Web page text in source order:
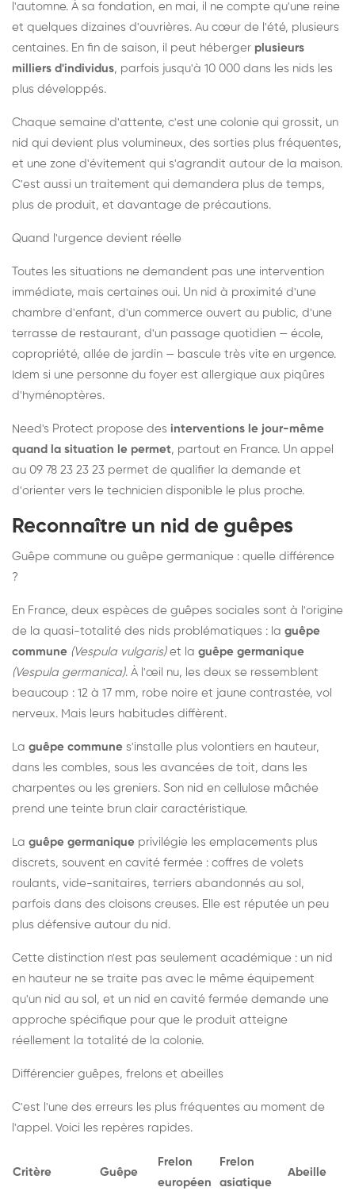
l'automne. À sa fondation, en mai, il ne compte qu'une reine
et quelques dizaines d'ouvrières. Au cœur de l'été, plusieurs
centaines. En fin de saison, il peut héberger plusieurs
milliers d'individus, parfois jusqu'à 10 000 dans les nids les
plus développés.
Chaque semaine d'attente, c'est une colonie qui grossit, un
nid qui devient plus volumineux, des sorties plus fréquentes,
et une zone d'évitement qui s'agrandit autour de la maison.
C'est aussi un traitement qui demandera plus de temps,
plus de produit, et davantage de précautions.
Quand l'urgence devient réelle
Toutes les situations ne demandent pas une intervention
immédiate, mais certaines oui. Un nid à proximité d'une
chambre d'enfant, d'un commerce ouvert au public, d'une
terrasse de restaurant, d'un passage quotidien — école,
copropriété, allée de jardin — bascule très vite en urgence.
Idem si une personne du foyer est allergique aux piqûres
d'hyménoptères.
Need's Protect propose des interventions le jour-même
quand la situation le permet, partout en France. Un appel
au 09 78 23 23 23 permet de qualifier la demande et
d'orienter vers le technicien disponible le plus proche.
Reconnaître un nid de guêpes
Guêpe commune ou guêpe germanique : quelle différence
?
En France, deux espèces de guêpes sociales sont à l'origine
de la quasi-totalité des nids problématiques : la guêpe
commune (Vespula vulgaris)et la guêpe germanique
(Vespula germanica). À l'œil nu, les deux se ressemblent
beaucoup : 12 à 17 mm, robe noire et jaune contrastée, vol
nerveux. Mais leurs habitudes diffèrent.
La guêpe commune s'installe plus volontiers en hauteur,
dans les combles, sous les avancées de toit, dans les
charpentes ou les greniers. Son nid en cellulose mâchée
prend une teinte brun clair caractéristique.
La guêpe germanique privilégie les emplacements plus
discrets, souvent en cavité fermée : coffres de volets
roulants, vide-sanitaires, terriers abandonnés au sol,
parfois dans des cloisons creuses. Elle est réputée un peu
plus défensive autour du nid.
Cette distinction n'est pas seulement académique : un nid
en hauteur ne se traite pas avec le même équipement
qu'un nid au sol, et un nid en cavité fermée demande une
approche spécifique pour que le produit atteigne
réellement la totalité de la colonie.
Différencier guêpes, frelons et abeilles
C'est l'une des erreurs les plus fréquentes au moment de
l'appel. Voici les repères rapides.
Critère Guêpe
Frelon
européen
Frelon
asiatique
Abeille